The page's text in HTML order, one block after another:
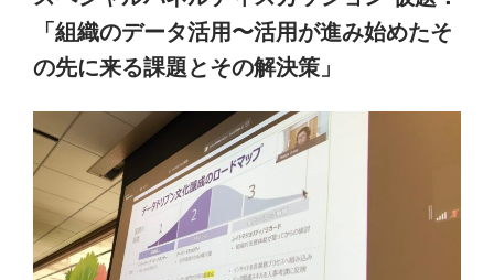
「組織のデータ活用〜活用が進み始めたそ
の先に来る課題とその解決策」